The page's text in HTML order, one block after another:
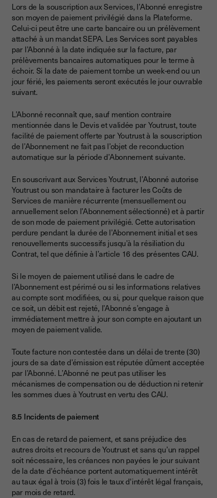
Lors de la souscription aux Services, l’Abonné enregistre
son moyen de paiement privilégié dans la Plateforme.
Celui-ci peut être une carte bancaire ou un prélèvement
attaché à un mandat SEPA. Les Services sont payables
par l’Abonné à la date indiquée sur la facture, par
prélèvements bancaires automatiques pour le terme à
échoir. Si la date de paiement tombe un week-end ou un
jour férié, les paiements seront exécutés le jour ouvrable
suivant.
L’Abonné reconnaît que, sauf mention contraire
mentionnée dans le Devis et validée par Youtrust, toute
facilité de paiement offerte par Youtrust à la souscription
de l’Abonnement ne fait pas l’objet de reconduction
automatique sur la période d’Abonnement suivante.
En souscrivant aux Services Youtrust, l’Abonné autorise
Youtrust ou son mandataire à facturer les Coûts de
Services de manière récurrente (mensuellement ou
annuellement selon l’Abonnement sélectionné) et à partir
de son mode de paiement privilégié. Cette autorisation
perdure pendant la durée de l’Abonnement initial et ses
renouvellements successifs jusqu’à la résiliation du
Contrat, tel que définie à l’article 16 des présentes CAU.
Si le moyen de paiement utilisé dans le cadre de
l’Abonnement est périmé ou si les informations relatives
au compte sont modifiées, ou si, pour quelque raison que
ce soit, un débit est rejeté, l’Abonné s’engage à
immédiatement mettre à jour son compte en ajoutant un
moyen de paiement valide.
Toute facture non contestée dans un délai de trente (30)
jours de sa date d’émission est réputée dûment acceptée
par l’Abonné. L’Abonné ne peut pas utiliser les
mécanismes de compensation ou de déduction ni retenir
les sommes dues à Youtrust en vertu des CAU.
8.5 Incidents de paiement
En cas de retard de paiement, et sans préjudice des
autres droits et recours de Youtrust et sans qu’un rappel
soit nécessaire, les créances non payées le jour suivant
de la date d'échéance portent automatiquement intérêt
au taux égal à trois (3) fois le taux d'intérêt légal français,
par mois de retard.